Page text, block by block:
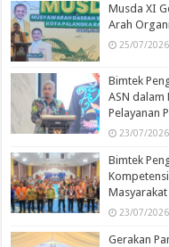
Musda XI
Arah
25/07/2026
Bimtek
ASN dalam
Pelayanan
23/07/2026
Bimtek
Masyarakat
23/07/2026
Gerakan